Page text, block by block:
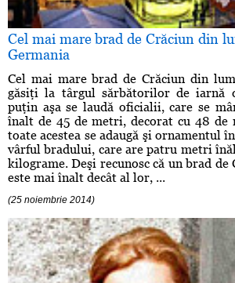
Cel mai mare brad de Crăciun din
Germania
Cel mai mare brad de Crăciun din
găsiţi la târgul sărbătorilor de iarnă
puţin aşa se laudă oficialii, care se
înalt de 45 de metri, decorat cu 48
toate acestea se adaugă şi ornamentul
vârful bradului, care are patru metri
kilograme. Deşi recunosc că un brad
este mai înalt decât al lor, ...
(25 noiembrie 2014)